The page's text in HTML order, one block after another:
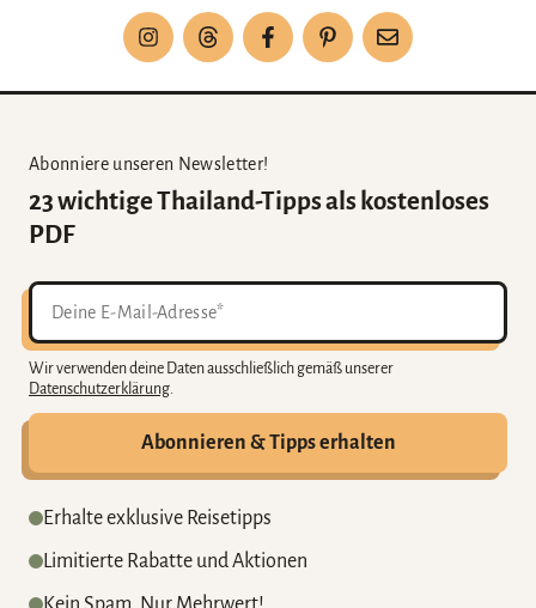
Abonniere unseren Newsletter!
23 wichtige Thailand-Tipps als kostenloses
PDF
Wir verwenden deine Daten ausschließlich gemäß unserer
Datenschutzerklärung.
Abonnieren & Tipps erhalten
Erhalte exklusive Reisetipps
Limitierte Rabatte und Aktionen